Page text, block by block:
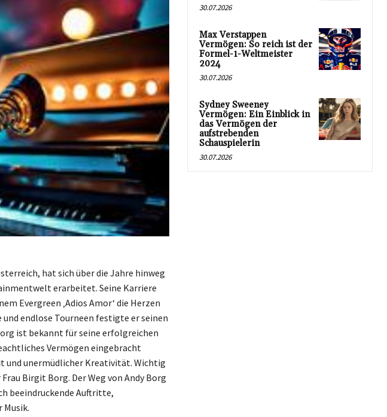
hat sich über die Jahre hinweg
erarbeitet. Seine Karriere
Evergreen ‚Adios Amor‘ die Herzen
endlose Tourneen festigte er seinen
ist bekannt für seine erfolgreichen
Vermögen eingebracht
und unermüdlicher Kreativität. Wichtig
Birgit Borg. Der Weg von Andy Borg
beeindruckende Auftritte,
30.07.2026
Max Verstappen
Vermögen: So reich ist der
Formel-1-Weltmeister
2024
30.07.2026
Sydney Sweeney
Vermögen: Ein Einblick in
das Vermögen der
aufstrebenden
Schauspielerin
30.07.2026